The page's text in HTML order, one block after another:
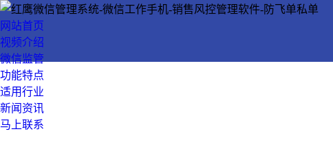
网站首页
视频介绍
微信监管
功能特点
适用行业
新闻资讯
马上联系